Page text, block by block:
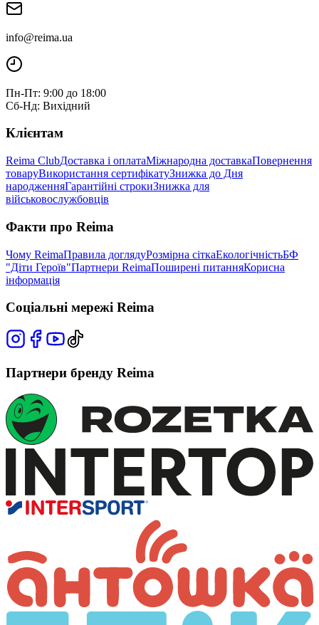
info@reima.ua
Пн-Пт: 9:00 до 18:00
Сб-Нд: Вихідний
Клієнтам
Reima ClubДоставка і оплатаМіжнародна доставкаПовернення
товаруВикористання сертифікатуЗнижка до Дня
народженняГарантійні строкиЗнижка для
військовослужбовців
Факти про Reima
Чому ReimaПравила доглядуРозмірна сіткаЕкологічністьБФ
"Діти Героїв"Партнери ReimaПоширені питанняКорисна
інформація
Соціальні мережі Reima
Партнери бренду Reima